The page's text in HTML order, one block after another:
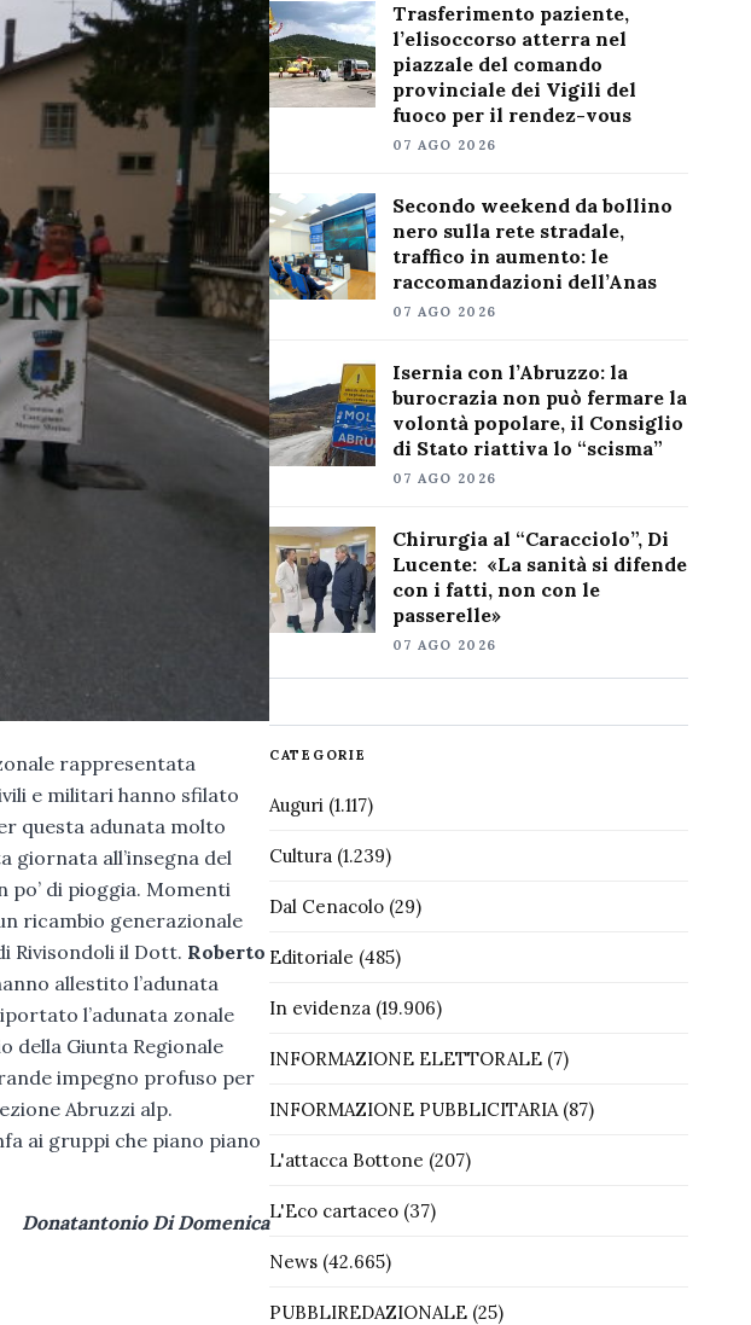
rappresentata
e militari hanno sfilato
questa adunata molto
all’insegna del
po’ di pioggia. Momenti
ricambio generazionale
Rivisondoli il Dott. Roberto
allestito l’adunata
l’adunata zonale
della Giunta Regionale
impegno profuso per
Abruzzi alp.
ai gruppi che piano piano
Donatantonio Di Domenica
Trasferimento paziente,
l’elisoccorso atterra nel
piazzale del comando
provinciale dei Vigili del
fuoco per il rendez-vous
07 AGO 2026
Secondo weekend da bollino
nero sulla rete stradale,
traffico in aumento: le
raccomandazioni dell’Anas
07 AGO 2026
Isernia con l’Abruzzo: la
burocrazia non può fermare la
volontà popolare, il Consiglio
di Stato riattiva lo “scisma”
07 AGO 2026
Chirurgia al “Caracciolo”, Di
Lucente: «La sanità si difende
con i fatti, non con le
passerelle»
07 AGO 2026
CATEGORIE
Auguri(1.117)
Cultura(1.239)
Dal Cenacolo(29)
Editoriale (485)
In evidenza(19.906)
INFORMAZIONE ELETTORALE(7)
INFORMAZIONE PUBBLICITARIA(87)
L'attacca Bottone (207)
L'Eco cartaceo(37)
News(42.665)
PUBBLIREDAZIONALE(25)